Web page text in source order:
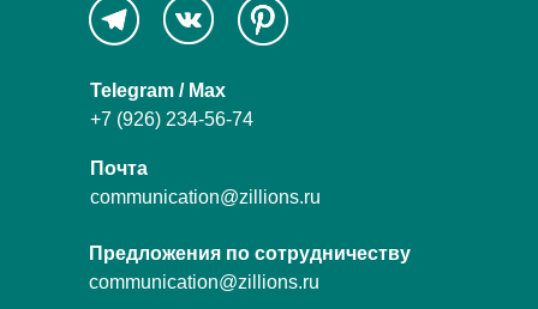
Предложения по сотрудничеству
communication@zillions.ru
Почта
communication@zillions.ru
Telegram / Max
+7 (926) 234-56-74